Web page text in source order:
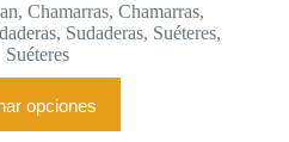
,Chamarras,Chamarras,
, Sudaderas, Suéteres,
Suéteres
opciones
producto
tiene